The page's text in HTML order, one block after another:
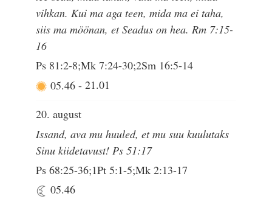
vihkan. Kui ma aga teen, mida ma ei taha,
siis ma möönan, et Seadus on hea. Rm 7:15-
16
Ps 81:2-8;Mk 7:24-30;2Sm 16:5-14
05.46 - 21.01
20. august
Issand, ava mu huuled, et mu suu kuulutaks
Sinu kiidetavust! Ps 51:17
Ps 68:25-36;1Pt 5:1-5;Mk 2:13-17
05.46